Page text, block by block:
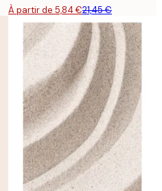
À partir de 5,84 €21,45 €